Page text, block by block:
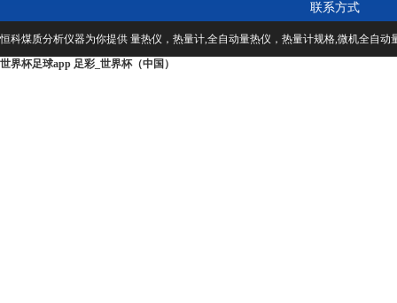
联系方式
恒科煤质分析仪器为你提供 量热仪，热量计,全自动量热仪，热量计规格,微机全自
世界杯足球app 足彩_世界杯（中国）